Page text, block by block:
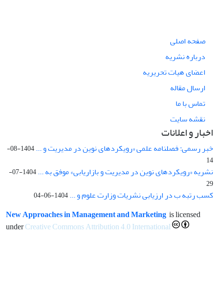
صفحه اصلی
درباره نشریه
اعضای هیات تحریریه
ارسال مقاله
تماس با ما
نقشه سایت
اخبار و اعلانات
خبر رسمی: فصلنامه علمی «رویکردهای نوین در مدیریت و ...
1404-08-
14
نشریه «رویکردهای نوین در مدیریت و بازاریابی» موفق به ...
1404-07-
29
کسب رتبه ب در ارزیابی نشریات وزارت علوم و ...1404-06-04
New Approaches in Management and Marketing is licensed
underCreative Commons Attribution 4.0 International